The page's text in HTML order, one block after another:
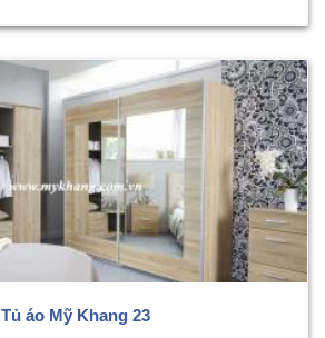
Tủ áo Mỹ Khang 23